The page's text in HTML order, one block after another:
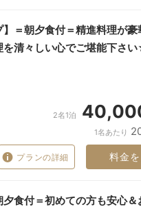
】＝朝夕食付＝精進料理が
を清々しい心でご堪能下さ
2名1泊
1名あたり
プランの詳細 料金
夕食付＝初めての方も安心